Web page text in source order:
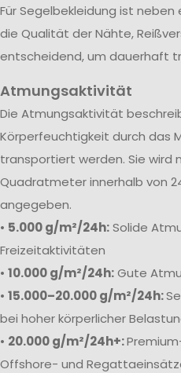
Für Segelbekleidung ist
die Qualität der Nähte,
entscheidend, um dauerhaft
Atmungsaktivität
Die Atmungsaktivität
Körperfeuchtigkeit durch das
transportiert werden. Sie wird
Quadratmeter innerhalb von
angegeben.
• 5.000 g/m²/24h:Solide
Freizeitaktivitäten
• 10.000 g/m²/24h:Gute
• 15.000–20.000 g/m²/24h:
bei hoher körperlicher
• 20.000 g/m²/24h+:
Offshore- und